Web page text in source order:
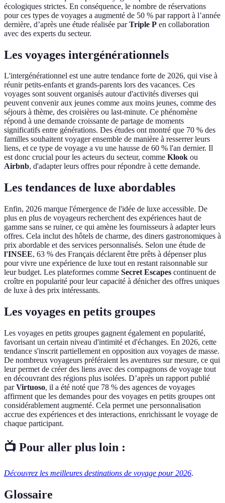
écologiques strictes. En conséquence, le nombre de réservations
pour ces types de voyages a augmenté de 50 % par rapport à l’année
dernière, d’après une étude réalisée parTriple P en collaboration
avec des experts du secteur.
Les voyages intergénérationnels
L'intergénérationnel est une autre tendance forte de 2026, qui vise à
réunir petits-enfants et grands-parents lors des vacances. Ces
voyages sont souvent organisés autour d'activités diverses qui
peuvent convenir aux jeunes comme aux moins jeunes, comme des
séjours à thème, des croisières ou last-minute. Ce phénomène
répond à une demande croissante de partage de moments
significatifs entre générations. Des études ont montré que 70 % des
familles souhaitent voyager ensemble de manière à resserrer leurs
liens, et ce type de voyage a vu une hausse de 60 % l'an dernier. Il
est donc crucial pour les acteurs du secteur, comme Klook ou
Airbnb, d'adapter leurs offres pour répondre à cette demande.
Les tendances de luxe abordables
Enfin, 2026 marque l'émergence de l'idée de luxe accessible. De
plus en plus de voyageurs recherchent des expériences haut de
gamme sans se ruiner, ce qui amène les fournisseurs à adapter leurs
offres. Cela inclut des hôtels de charme, des diners gastronomiques à
prix abordable et des services personnalisés. Selon une étude de
l'INSEE, 63 % des Français déclarent être prêts à dépenser plus
pour vivre une expérience de luxe tout en restant raisonnable sur
leur budget. Les plateformes comme Secret Escapes continuent de
croître en popularité pour leur capacité à dénicher des offres uniques
de luxe à des prix intéressants.
Les voyages en petits groupes
Les voyages en petits groupes gagnent également en popularité,
favorisant un certain niveau d'intimité et d'échanges. En 2026, cette
tendance s'inscrit partiellement en opposition aux voyages de masse.
De nombreux voyageurs préféraient les aventures sur mesure, ce qui
leur permet de créer des liens avec des compagnons de voyage tout
en découvrant des régions plus isolées. D’après un rapport publié
parVirtuoso, il a été noté que 78 % des agences de voyages
affirment que les demandes pour des voyages en petits groupes ont
considérablement augmenté. Cela permet une personnalisation
accrue des expériences et des interactions, enrichissant le voyage de
chaque participant.
📺 Pour aller plus loin :
Découvrez les meilleures destinations de voyage pour 2026.
Glossaire